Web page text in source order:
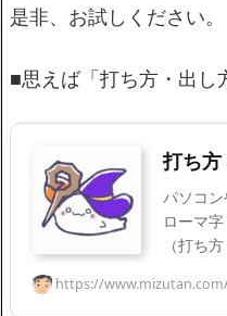
是非、お試しください。
■思えば「打ち方・出し
打ち
パソコン
ローマ
（打ち
https://